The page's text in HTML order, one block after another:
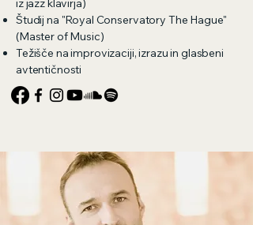
iz jazz klavirja)
Študij na "Royal Conservatory The Hague"
(Master of Music)
Težišče na improvizaciji, izrazu in glasbeni
avtentičnosti